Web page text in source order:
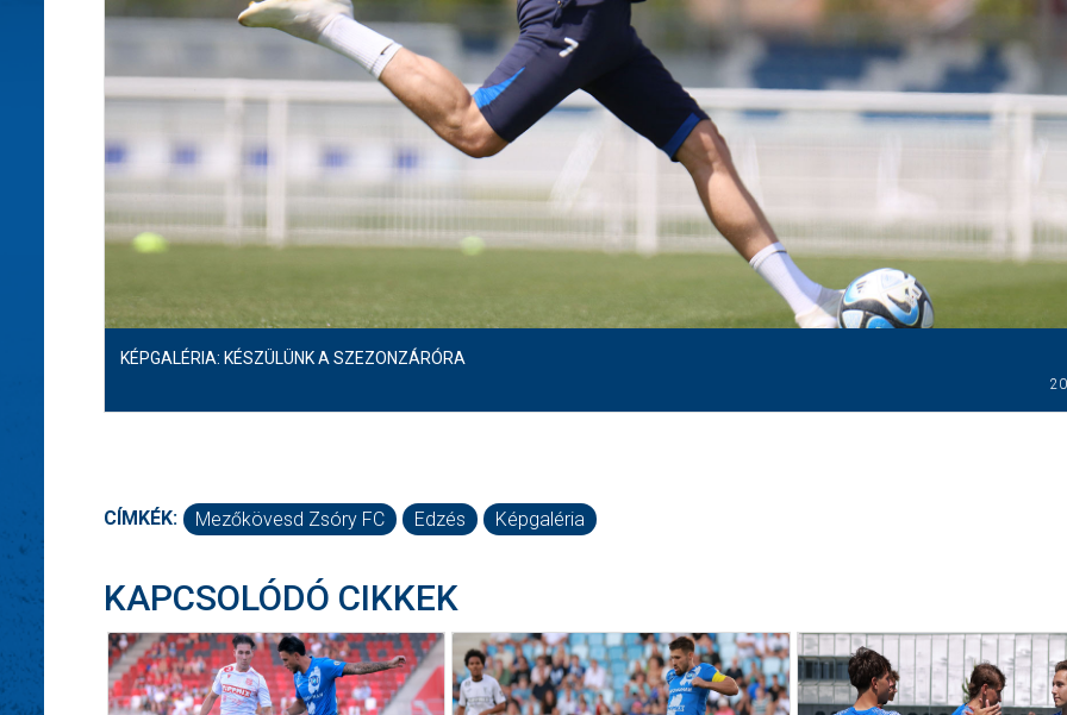
KÉPGALÉRIA: KÉSZÜLÜNK A SZEZONZÁRÓRA
CÍMKÉK: Mezőkövesd Zsóry FC Edzés Képgaléria
KAPCSOLÓDÓ CIKKEK